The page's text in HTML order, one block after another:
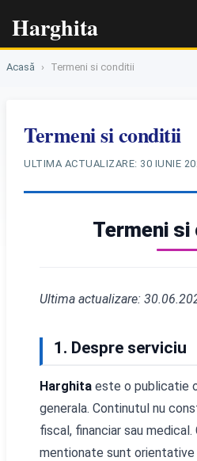
Harghita
Acasă › Termeni si conditii
Termeni si conditii
ULTIMA ACTUALIZARE: 30 IUNIE
Termeni si
Ultima actualizare:
1. Despre serviciu
Harghita este o publicatie
generala. Continutul nu
fiscal, financiar sau
mentionate sunt